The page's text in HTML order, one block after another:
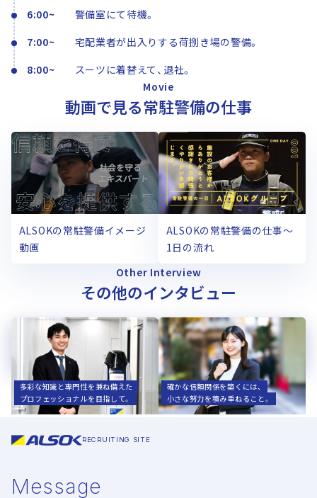
6:00~
警備室にて待機。
7:00~
宅配業者が出入りする荷捌き場の警備。
8:00~
スーツに着替えて、退社。
Movie
動画で見る常駐警備の仕事
ALSOKの常駐警備イメージ
動画
ALSOKの常駐警備の仕事～
1日の流れ
Other Interview
その他のインタビュー
多彩な知識と専門性を兼ね備えた
プロフェッショナルを目指して。
渡邊 健太
機器開発部
関西学院大学大学院卒
2023年入社
確かな信頼関係を築くには、
小さな努力を積み重ねること。
田中 遥菜
渋谷支社
同志社女子大学卒
2021年入社
RECRUITING SITE
Message